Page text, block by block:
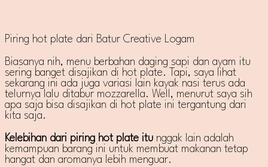
Piring hot plate dari Batur Creative Logam
Biasanya nih, menu berbahan daging sapi dan ayam itu
sering banget disajikan di hot plate. Tapi, saya lihat
sekarang ini ada juga variasi lain kayak nasi terus ada
telurnya lalu ditabur mozzarella. Well, menurut saya sih
apa saja bisa disajikan di hot plate ini tergantung dari
kita saja.
Kelebihan dari piring hot plate itu nggak lain adalah
kemampuan barang ini untuk membuat makanan tetap
hangat dan aromanya lebih menguar.